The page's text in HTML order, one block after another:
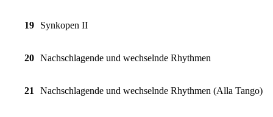
19 Synkopen II
20 Nachschlagende und wechselnde Rhythmen
21 Nachschlagende und wechselnde Rhythmen (Alla Tango)